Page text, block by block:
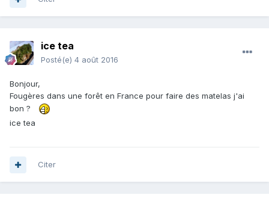
ice tea
Posté(e) 4 août 2016
Bonjour,
Fougères dans une forêt en France pour faire des matelas j'ai
bon ?
ice tea
Citer